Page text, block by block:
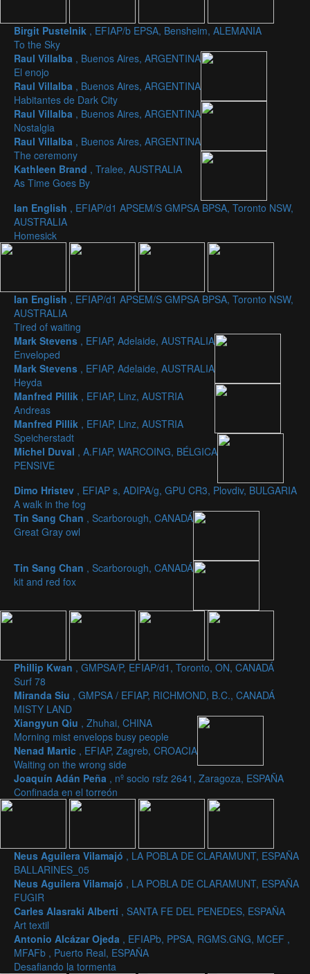
Birgit Pustelnik , EFIAP/b EPSA, Bensheim, ALEMANIA
To the Sky
Raul Villalba , Buenos Aires, ARGENTINA
El enojo
Raul Villalba , Buenos Aires, ARGENTINA
Habitantes de Dark City
Raul Villalba , Buenos Aires, ARGENTINA
Nostalgia
Raul Villalba , Buenos Aires, ARGENTINA
The ceremony
Kathleen Brand , Tralee, AUSTRALIA
As Time Goes By
Ian English , EFIAP/d1 APSEM/S GMPSA BPSA, Toronto NSW,
AUSTRALIA
Homesick
Ian English , EFIAP/d1 APSEM/S GMPSA BPSA, Toronto NSW,
AUSTRALIA
Tired of waiting
Mark Stevens , EFIAP, Adelaide, AUSTRALIA
Enveloped
Mark Stevens , EFIAP, Adelaide, AUSTRALIA
Heyda
Manfred Pillik , EFIAP, Linz, AUSTRIA
Andreas
Manfred Pillik , EFIAP, Linz, AUSTRIA
Speicherstadt
Michel Duval , A.FIAP, WARCOING, BÉLGICA
PENSIVE
Dimo Hristev , EFIAP s, ADIPA/g, GPU CR3, Plovdiv, BULGARIA
A walk in the fog
Tin Sang Chan , Scarborough, CANADÁ
Great Gray owl
Tin Sang Chan , Scarborough, CANADÁ
kit and red fox
Phillip Kwan , GMPSA/P, EFIAP/d1, Toronto, ON, CANADÁ
Surf 78
Miranda Siu , GMPSA / EFIAP, RICHMOND, B.C., CANADÁ
MISTY LAND
Xiangyun Qiu , Zhuhai, CHINA
Morning mist envelops busy people
Nenad Martic , EFIAP, Zagreb, CROACIA
Waiting on the wrong side
Joaquín Adán Peña , nº socio rsfz 2641, Zaragoza, ESPAÑA
Confinada en el torreón
Neus Aguilera Vilamajó , LA POBLA DE CLARAMUNT, ESPAÑA
BALLARINES_05
Neus Aguilera Vilamajó , LA POBLA DE CLARAMUNT, ESPAÑA
FUGIR
Carles Alasraki Alberti , SANTA FE DEL PENEDES, ESPAÑA
Art textil
Antonio Alcázar Ojeda , EFIAPb, PPSA, RGMS.GNG, MCEF ,
MFAFb , Puerto Real, ESPAÑA
Desafiando la tormenta